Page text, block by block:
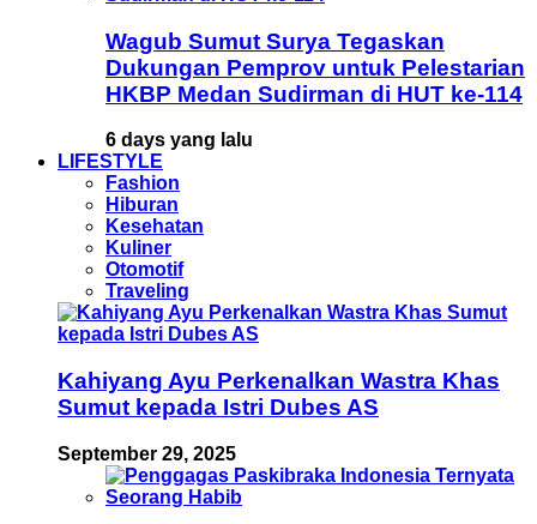
Wagub Sumut Surya Tegaskan
Dukungan Pemprov untuk Pelestarian
HKBP Medan Sudirman di HUT ke-114
6 days yang lalu
LIFESTYLE
Fashion
Hiburan
Kesehatan
Kuliner
Otomotif
Traveling
Kahiyang Ayu Perkenalkan Wastra Khas
Sumut kepada Istri Dubes AS
September 29, 2025